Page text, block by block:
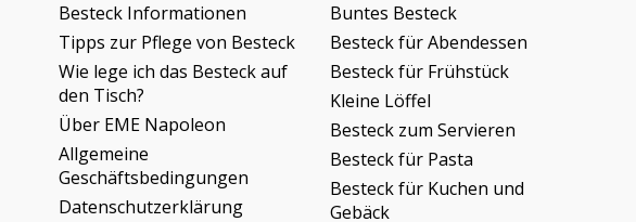
Besteck Informationen
Tipps zur Pflege von Besteck
Wie lege ich das Besteck auf
den Tisch?
Über EME Napoleon
Allgemeine
Geschäftsbedingungen
Datenschutzerklärung
Buntes Besteck
Besteck für Abendessen
Besteck für Frühstück
Kleine Löffel
Besteck zum Servieren
Besteck für Pasta
Besteck für Kuchen und
Gebäck